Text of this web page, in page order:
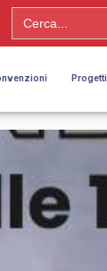
Search
for:
Progetti